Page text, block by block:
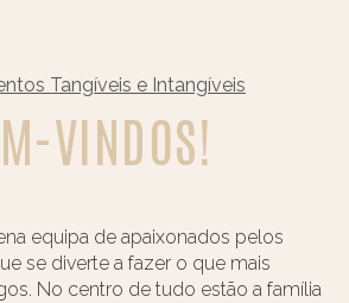
Tangíveis e Intangíveis
VINDOS!
equipa de apaixonados pelos
se diverte a fazer o que mais
No centro de tudo estão a família